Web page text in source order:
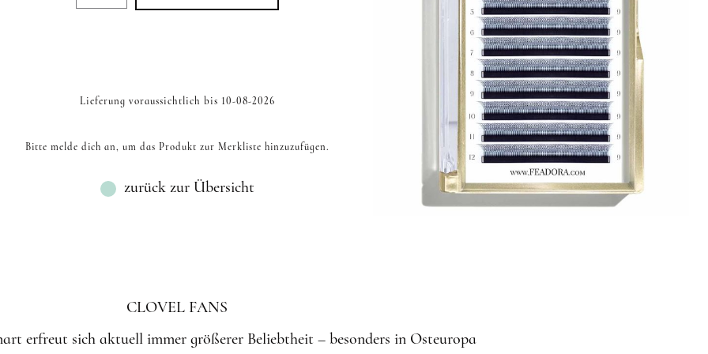
MIX
MIX
MIX
EINZELLÄNGEN
EINZELLÄNGEN
EINZELLÄNGEN
MIX
MIX
4D C EINZELLÄNGE
6D C EINZELLÄNGEN
Lieferung voraussichtlich bis 10-08-2026
Bitte melde dich an, um das Produkt zur Merkliste hinzuzufügen.
zurück zur Übersicht
CLOVEL FANS
erfreut sich aktuell immer größerer Beliebtheit – besonders in Osteuropa